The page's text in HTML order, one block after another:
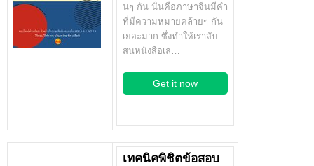
นๆ กัน นั่นคือภาษาจีนมีคำ
ที่มีความหมายคล้ายๆ กัน
เยอะมาก ซึ่งทำให้เราสับ
สนหนังสือเล…
Get it now
เทคนิคพิชิตข้อสอบ